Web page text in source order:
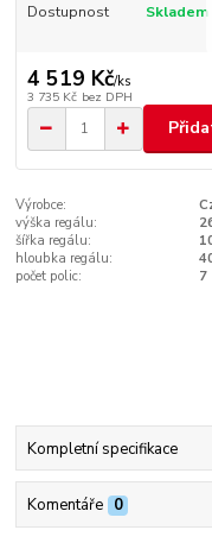
Dostupnost Skladem
4 519 Kč/ks
3 735 Kč bez DPH
Výrobce:
výška regálu:
šířka regálu:
hloubka regálu:
počet polic:
7
Kompletní specifikace
Komentáře 0